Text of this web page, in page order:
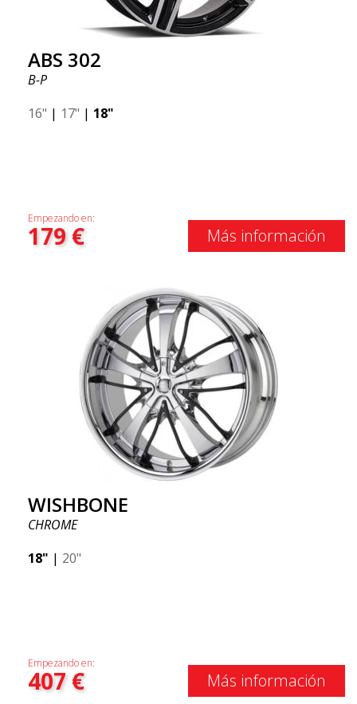
ABS 302
B-P
16" | 17" | 18"
Empezando en:
179€ Más información
WISHBONE
CHROME
18" | 20"
Empezando en:
407€ Más información